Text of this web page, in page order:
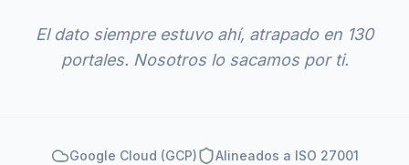
El dato siempre estuvo ahí, atrapado en 130
portales. Nosotros lo sacamos por ti.
Google Cloud (GCP)
Alineados a ISO 27001